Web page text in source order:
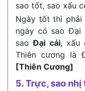
sao tốt, sao xấu
Ngày tốt thì phải
ngày có sao Đại
saoĐại cái,
Thiên cương là
[Thiên Cương]
5. Trực, sao